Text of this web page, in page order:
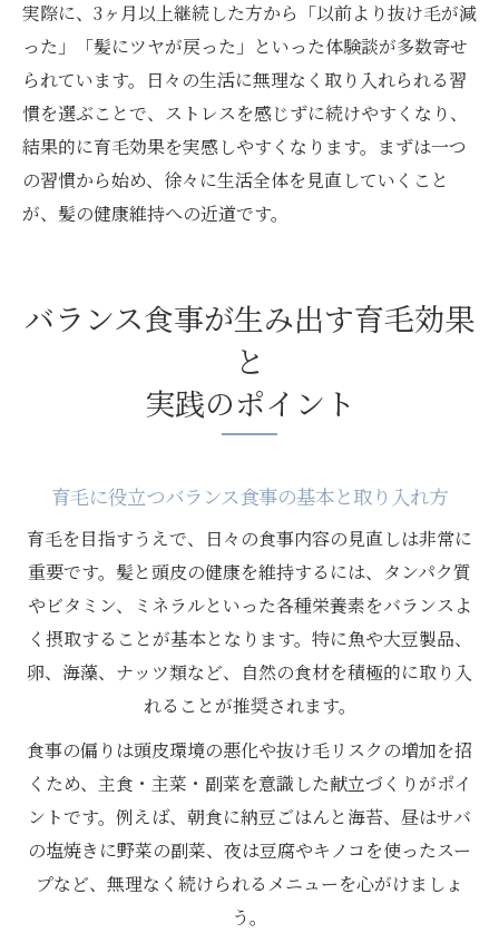
実際に、3ヶ月以上継続した方から「以前より抜け毛が減
った」「髪にツヤが戻った」といった体験談が多数寄せ
られています。日々の生活に無理なく取り入れられる習
慣を選ぶことで、ストレスを感じずに続けやすくなり、
結果的に育毛効果を実感しやすくなります。まずは一つ
の習慣から始め、徐々に生活全体を見直していくこと
が、髪の健康維持への近道です。
バランス食事が生み出す育毛効果
と
実践のポイント
育毛に役立つバランス食事の基本と取り入れ方
育毛を目指すうえで、日々の食事内容の見直しは非常に
重要です。髪と頭皮の健康を維持するには、タンパク質
やビタミン、ミネラルといった各種栄養素をバランスよ
く摂取することが基本となります。特に魚や大豆製品、
卵、海藻、ナッツ類など、自然の食材を積極的に取り入
れることが推奨されます。
食事の偏りは頭皮環境の悪化や抜け毛リスクの増加を招
くため、主食・主菜・副菜を意識した献立づくりがポイ
ントです。例えば、朝食に納豆ごはんと海苔、昼はサバ
の塩焼きに野菜の副菜、夜は豆腐やキノコを使ったスー
プなど、無理なく続けられるメニューを心がけましょ
う。